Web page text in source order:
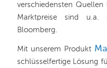
verschiedensten
Marktpreise sind u.a.
Bloomberg.
Mit unserem Produkt
schlüsselfertige Lösung